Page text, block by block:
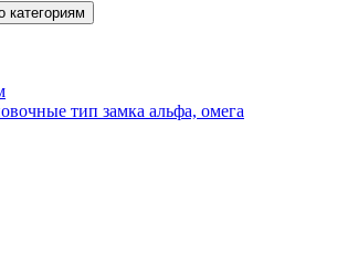
категориям
тип замка альфа, омега